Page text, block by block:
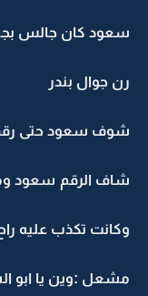
سعود كان جالس
رن جوال بندر
شوف سعود حتى
شاف الرقم سعود
وكانت تكذب عليه
مشعل :وين يا ابو